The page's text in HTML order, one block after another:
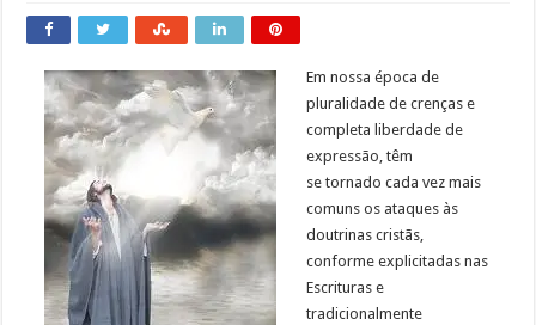
Em nossa época de
pluralidade de crenças e
completa liberdade de
expressão, têm
se tornado cada vez mais
comuns os ataques às
doutrinas cristãs,
conforme explicitadas nas
Escrituras e
tradicionalmente